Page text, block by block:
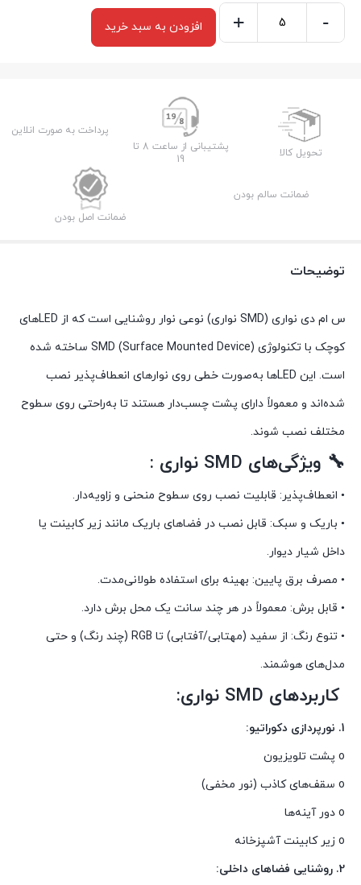
آفتابی
5
عدد
-
+ افزودن به سبد خرید
تحویل کالا
پشتیبانی از ساعت 8 تا
19
پرداخت به صورت انلاین
ضمانت سالم بودن
ضمانت اصل بودن
توضیحات
س ام دی نواری (SMD نواری) نوعی نوار روشنایی است که از LEDهای
کوچک با تکنولوژی SMD (Surface Mounted Device) ساخته شده
است. این LEDها به‌صورت خطی روی نوارهای انعطاف‌پذیر نصب
شده‌اند و معمولاً دارای پشت چسب‌دار هستند تا به‌راحتی روی سطوح
مختلف نصب شوند.
🔧 ویژگی‌های SMD نواری :
• انعطاف‌پذیر: قابلیت نصب روی سطوح منحنی و زاویه‌دار.
• باریک و سبک: قابل نصب در فضاهای باریک مانند زیر کابینت یا
داخل شیار دیوار.
• مصرف برق پایین: بهینه برای استفاده طولانی‌مدت.
• قابل برش: معمولاً در هر چند سانت یک محل برش دارد.
• تنوع رنگ: از سفید (مهتابی/آفتابی) تا RGB (چند رنگ) و حتی
مدل‌های هوشمند.
کاربردهای SMD نواری:
1. نورپردازی دکوراتیو:
o پشت تلویزیون
o سقف‌های کاذب (نور مخفی)
o دور آینه‌ها
o زیر کابینت آشپزخانه
2. روشنایی فضاهای داخلی: